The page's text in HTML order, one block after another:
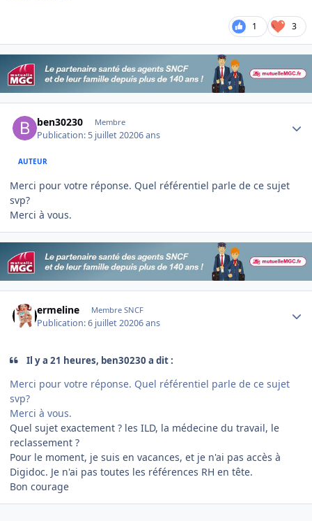
1 3
ben30230 Membre
Publication: 5 juillet 20206 ans
AUTEUR
Merci pour votre réponse. Quel référentiel parle de ce sujet
svp?
Merci à vous.
ermeline Membre SNCF
Publication:6 juillet 20206 ans
Il y a 21 heures, ben30230 a dit :
Merci pour votre réponse. Quel référentiel parle de ce sujet
svp?
Merci à vous.
Quel sujet exactement ? les ILD, la médecine du travail, le
reclassement ?
Pour le moment, je suis en vacances, et je n'ai pas accès à
Digidoc. Je n'ai pas toutes les références RH en tête.
Bon courage